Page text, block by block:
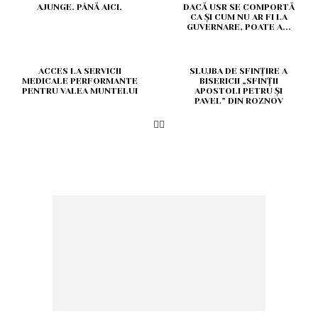
AJUNGE. PÂNĂ AICI.
DACĂ USR SE COMPORTĂ
CA ȘI CUM NU AR FI LA
GUVERNARE, POATE A...
ACCES LA SERVICII
MEDICALE PERFORMANTE
PENTRU VALEA MUNTELUI
SLUJBA DE SFINȚIRE A
BISERICII „SFINȚII
APOSTOLI PETRU ȘI
PAVEL” DIN ROZNOV